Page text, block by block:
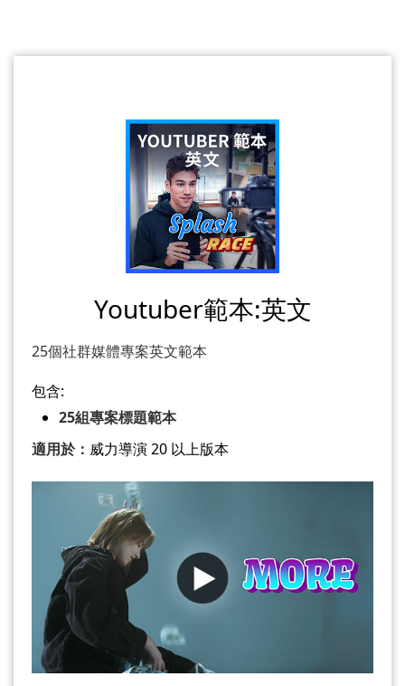
Youtuber範本:英文
25個社群媒體專案英文範本
包含:
25組專案標題範本
適用於： 威力導演 20 以上版本